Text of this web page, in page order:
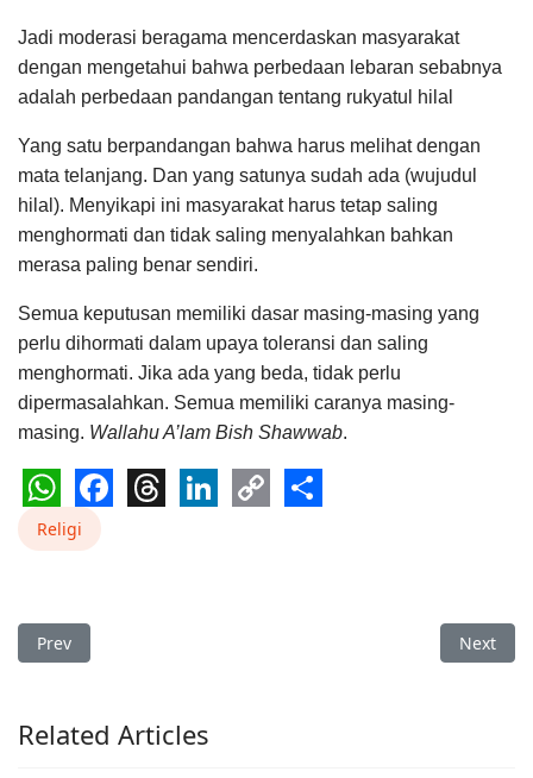
Jadi moderasi beragama mencerdaskan masyarakat
dengan mengetahui bahwa perbedaan lebaran sebabnya
adalah perbedaan pandangan tentang rukyatul hilal
Yang satu berpandangan bahwa harus melihat dengan
mata telanjang. Dan yang satunya sudah ada (wujudul
hilal). Menyikapi ini masyarakat harus tetap saling
menghormati dan tidak saling menyalahkan bahkan
merasa paling benar sendiri.
Semua keputusan memiliki dasar masing-masing yang
perlu dihormati dalam upaya toleransi dan saling
menghormati. Jika ada yang beda, tidak perlu
dipermasalahkan. Semua memiliki caranya masing-
masing. Wallahu A’lam Bish Shawwab.
WhatsApp
Facebook
Religi
Previous article: Ramadan Ke-30: Selamat Idul Fitri! Semoga
Prev Next
Next
Related Articles